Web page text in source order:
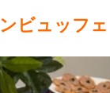
ビュッフェ